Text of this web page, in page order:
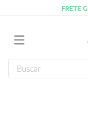
FRETE GRATIS
Buscar